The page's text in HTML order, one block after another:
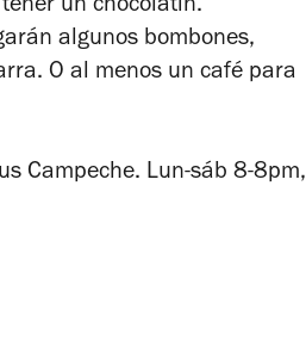
un chocolatín.
algunos bombones,
O al menos un café para
Campeche. Lun-sáb 8-8pm,